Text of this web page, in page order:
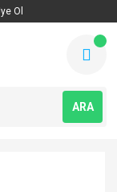
Ol
ARA